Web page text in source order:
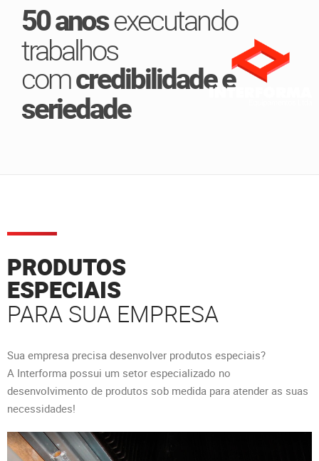
ADQUIRA NOSSA
LINHA
COM OCARTÃO
BNDES
50 anosexecutando
trabalhos
comcredibilidade e
seriedade
PRODUTOS
ESPECIAIS
PARA SUA EMPRESA
Sua empresa precisa desenvolver produtos especiais?
A Interforma possui um setor especializado no
desenvolvimento de produtos sob medida para atender as suas
necessidades!